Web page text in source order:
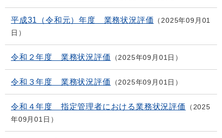
平成31（令和元）年度 業務状況評価
2025年09月01
日
令和２年度 業務状況評価 2025年09月01日
令和３年度 業務状況評価 2025年09月01日
令和４年度 指定管理者における業務状況評価
2025
年09月01日